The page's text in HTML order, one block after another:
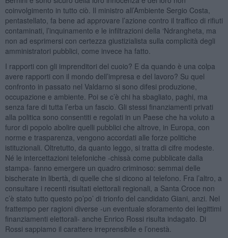
coinvolgimento in tutto ciò. Il ministro all’Ambiente Sergio Costa,
pentastellato, fa bene ad approvare l’azione contro il traffico di rifiuti
contaminati, l’inquinamento e le infiltrazioni della ‘Ndrangheta, ma
non ad esprimersi con certezza giustizialista sulla complicità degli
amministratori pubblici, come invece ha fatto.
I rapporti con gli imprenditori del cuoio? E da quando è una colpa
avere rapporti con il mondo dell’impresa e del lavoro? Su quel
confronto in passato nel Valdarno si sono difesi produzione,
occupazione e ambiente. Poi se c’è chi ha sbagliato, paghi, ma
senza fare di tutta l’erba un fascio. Gli stessi finanziamenti privati
alla politica sono consentiti e regolati in un Paese che ha voluto a
furor di popolo abolire quelli pubblici che altrove, in Europa, con
norme e trasparenza, vengono accordati alle forze politiche
istituzionali. Oltretutto, da quanto leggo, si tratta di cifre modeste.
Né le intercettazioni telefoniche -chissà come pubblicate dalla
stampa- fanno emergere un quadro criminoso: semmai delle
bischerate in libertà, di quelle che si dicono al telefono. Fra l’altro, a
consultare i recenti risultati elettorali regionali, a Santa Croce non
c’è stato tutto questo po’po’ di trionfo del candidato Giani, anzi. Nel
frattempo per ragioni diverse -un eventuale sforamento dei legittimi
finanziamenti elettorali- anche Enrico Rossi risulta indagato. Di
Rossi sappiamo il carattere irreprensibile e l’onestà.